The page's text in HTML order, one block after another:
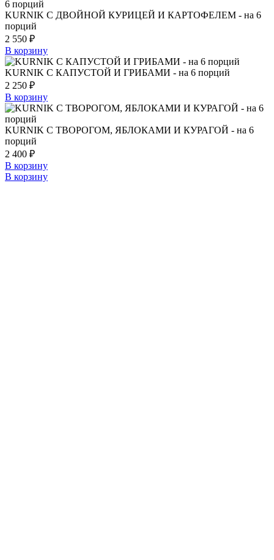
KURNIK С ДВОЙНОЙ КУРИЦЕЙ И КАРТОФЕЛЕМ - на 6
порций
2 550 ₽
В корзину
KURNIK С КАПУСТОЙ И ГРИБАМИ - на 6 порций
2 250 ₽
В корзину
KURNIK С ТВОРОГОМ, ЯБЛОКАМИ И КУРАГОЙ - на 6
порций
2 400 ₽
В корзину
В корзину